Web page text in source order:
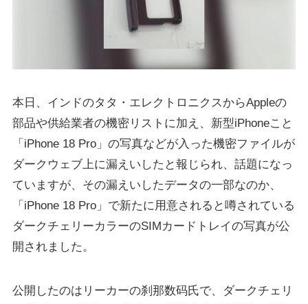
本日、インドのタタ・エレクトロニクスからAppleの
部品や供給業者の機密リストに加え、新型iPhoneこと
「iPhone 18 Pro」の写真などが入った機密ファイルが
ダークウェブ上に漏えいしたと報じられ、話題になっ
ていますが、その漏えいしたデータの一部なのか、
「iPhone 18 Pro」で新たに用意されると噂されている
ダークチェリーカラーのSIMカードトレイの写真が公
開されました。
公開したのはリーカーの刹那数码氏で、ダークチェリ